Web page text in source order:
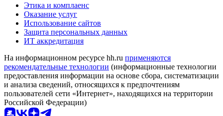
Этика и комплаенс
Оказание услуг
Использование сайтов
Защита персональных данных
ИТ аккредитация
На информационном ресурсе hh.ru применяются
рекомендательные технологии (информационные технологии
предоставления информации на основе сбора, систематизации
и анализа сведений, относящихся к предпочтениям
пользователей сети «Интернет», находящихся на территории
Российской Федерации)